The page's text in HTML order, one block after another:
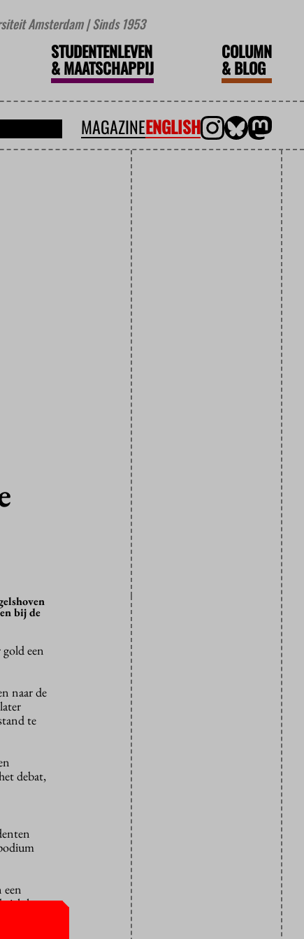
Amsterdam | Sinds 1953
STUDENTENLEVEN
&MAATSCHAPPIJ
COLUMN
&BLOG
MAGAZINEENGLISH
bij de
een
naar de
te
debat,
zich het